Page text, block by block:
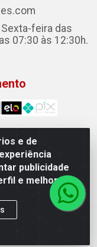
e de
publicidade
e melhorar a
feira das
07:30 às 12:30h.
LTDA -
Centro - Oeiras/PI
0001-50